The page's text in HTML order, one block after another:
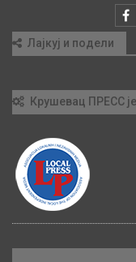
Лајкуј и подели
Крушевац ПРЕСС